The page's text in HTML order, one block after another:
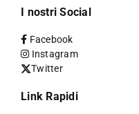
I nostri Social
Facebook
Instagram
Twitter
Link Rapidi